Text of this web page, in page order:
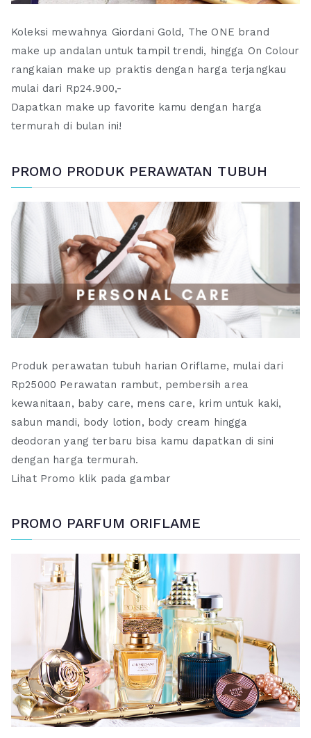
Koleksi mewahnya Giordani Gold, The ONE brand
make up andalan untuk tampil trendi, hingga On Colour
rangkaian make up praktis dengan harga terjangkau
mulai dari Rp24.900,-
Dapatkan make up favorite kamu dengan harga
termurah di bulan ini!
PROMO PRODUK PERAWATAN TUBUH
Produk perawatan tubuh harian Oriflame, mulai dari
Rp25000 Perawatan rambut, pembersih area
kewanitaan, baby care, mens care, krim untuk kaki,
sabun mandi, body lotion, body cream hingga
deodoran yang terbaru bisa kamu dapatkan di sini
dengan harga termurah.
Lihat Promo klik pada gambar
PROMO PARFUM ORIFLAME